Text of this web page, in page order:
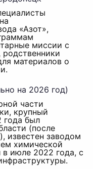
«Азот»,
миссии с
материалов о
на 2026 год)
части
крупный
года был
(после
известен заводом
химической
июле 2022 года, с